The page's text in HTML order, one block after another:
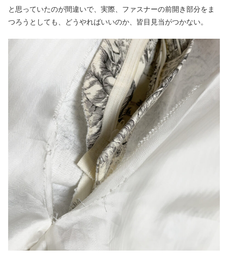
と思っていたのが間違いで、実際、ファスナーの前開き部分をま
つろうとしても、どうやればいいのか、皆目見当がつかない。